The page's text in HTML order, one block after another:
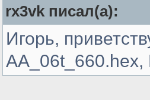
rx3vk писал(а):
Игорь,